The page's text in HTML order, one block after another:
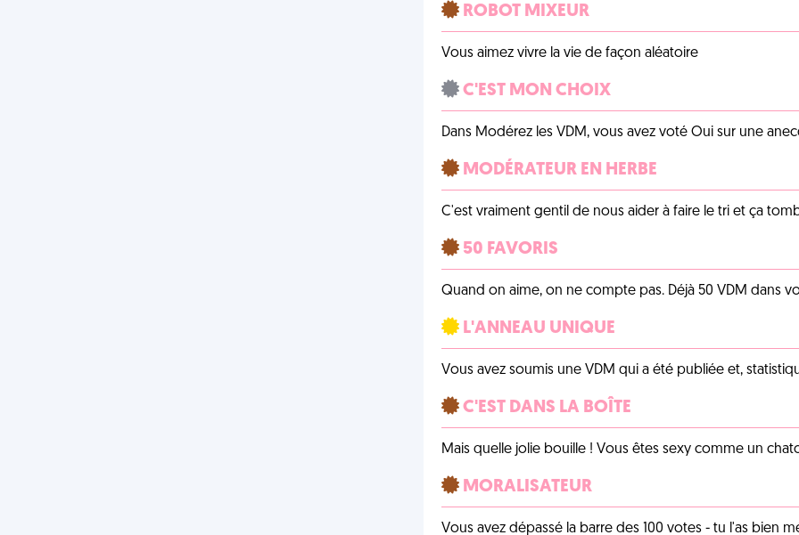
ROBOT MIXEUR
Vous aimez vivre la vie de façon aléatoire
C'EST MON CHOIX
Dans Modérez les VDM, vous avez voté Oui sur une
MODÉRATEUR EN HERBE
C'est vraiment gentil de nous aider à faire le tri et ça
50 FAVORIS
Quand on aime, on ne compte pas. Déjà 50 VDM dans
L'ANNEAU UNIQUE
Vous avez soumis une VDM qui a été publiée et,
C'EST DANS LA BOÎTE
Mais quelle jolie bouille ! Vous êtes sexy comme un
MORALISATEUR
Vous avez dépassé la barre des 100 votes - tu l'as bien